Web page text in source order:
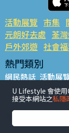
活動展覽 市集
元朗好去處 荃
戶外郊遊 社會
熱門類別
網民熱話 活動展
銅鑼灣好去處 元
餐廳情報 戶外郊
熱門標籤
#UGO搵好去處 #
U Lifestyle 會使
接受本網站之私隱